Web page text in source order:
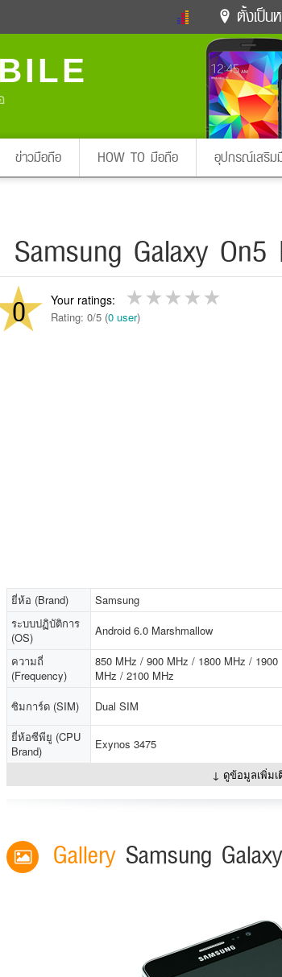
ตั้งเป็น
ละคร
หมากรุกไทย Glitter
ดูดวง สุขภาพ
กลอน
iPhone Facebook Twitter
ข่าวมือถือ HOW TO มือถือ อุปกรณ์เสริม
Samsung Galaxy On5
0 Rating: 0/5 (0 user)
ยี่ห้อ (Brand) Samsung
ระบบปฏิบัติการ
(OS)
Android 6.0 Marshmallow
ความถี่
(Frequency)
850 MHz / 900 MHz / 1800 MHz / 1900
MHz / 2100 MHz
ซิมการ์ด (SIM) Dual SIM
ยี่ห้อซีพียู (CPU
Brand)
Exynos 3475
↓ ดูข้อมูลเพิ่ม
Gallery Samsung